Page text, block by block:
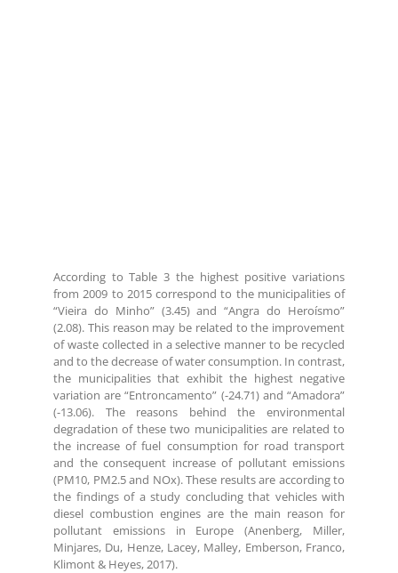
According to Table 3 the highest positive variations
from 2009 to 2015 correspond to the municipalities of
“Vieira do Minho” (3.45) and “Angra do Heroísmo”
(2.08). This reason may be related to the improvement
of waste collected in a selective manner to be recycled
and to the decrease of water consumption. In contrast,
the municipalities that exhibit the highest negative
variation are “Entroncamento” (-24.71) and “Amadora”
(-13.06). The reasons behind the environmental
degradation of these two municipalities are related to
the increase of fuel consumption for road transport
and the consequent increase of pollutant emissions
(PM10, PM2.5 and NOx). These results are according to
the findings of a study concluding that vehicles with
diesel combustion engines are the main reason for
pollutant emissions in Europe (Anenberg, Miller,
Minjares, Du, Henze, Lacey, Malley, Emberson, Franco,
Klimont & Heyes, 2017).